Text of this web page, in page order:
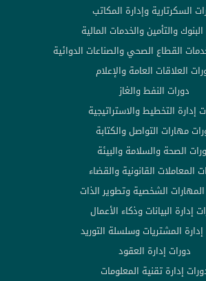
السكرتارية وإدارة المكاتب
والتأمين والخدمات المالية
القطاع الصحي والصناعات الدوائية
العلاقات العامة والإعلام
دورات النفط والغاز
إدارة التخطيط والاستراتيجية
مهارات التواصل والكتابة
الصحة والسلامة والبيئة
المعاملات القانونية والقضاء
الشخصية وتطوير الذات
إدارة البيانات وذكاء الأعمال
المشتريات وسلسلة التوريد
دورات إدارة العقود
إدارة تقنية المعلومات